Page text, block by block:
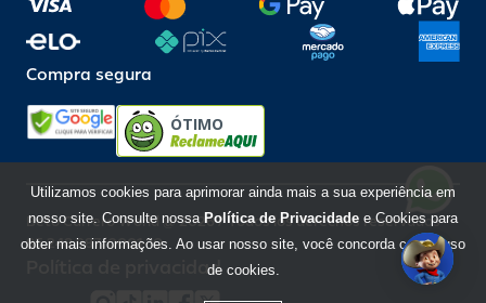
Compra segura
ÓTIMO
Beto Carrero World @ 2026 / Todos los derechos reservados
85.248.987/0001-10
Política de privacidad
Utilizamos cookies para aprimorar ainda mais a sua experiência em
nosso site. Consulte nossa Política de Privacidade e Cookies para
obter mais informações. Ao usar nosso site, você concorda com o uso
de cookies.